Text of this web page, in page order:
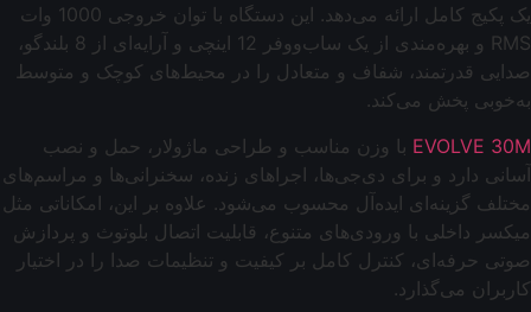
یک پکیج کامل ارائه می‌دهد. این دستگاه با توان خروجی 1000 وات
RMS و بهره‌مندی از یک ساب‌ووفر 12 اینچی و آرایه‌ای از 8 بلندگو،
صدایی قدرتمند، شفاف و متعادل را در محیط‌های کوچک و متوسط
به‌خوبی پخش می‌کند.
EVOLVE 30M با وزن مناسب و طراحی ماژولار، حمل و نصب
آسانی دارد و برای دی‌جی‌ها، اجراهای زنده، سخنرانی‌ها و مراسم‌های
مختلف گزینه‌ای ایده‌آل محسوب می‌شود. علاوه بر این، امکاناتی مثل
میکسر داخلی با ورودی‌های متنوع، قابلیت اتصال بلوتوث و پردازش
صوتی حرفه‌ای، کنترل کامل بر کیفیت و تنظیمات صدا را در اختیار
کاربران می‌گذارد.